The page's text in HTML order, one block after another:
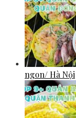
ngon/ Hà Nội